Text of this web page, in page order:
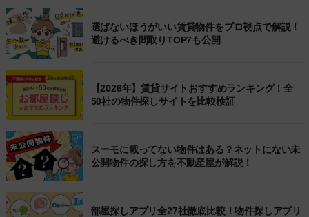
選ばないほうがいい賃貸物件をプロ視点で解説！
避けるべき間取りTOP7も公開
【2026年】賃貸サイトおすすめランキング！全
50社の物件探しサイトを比較検証
スーモに載ってない物件はある？ネットにない未
公開物件の探し方を不動産屋が解説！
部屋探しアプリ全27社徹底比較！物件探しアプリ